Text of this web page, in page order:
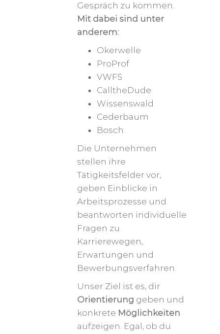
Gespräch zu kommen.
Mit dabei sind unter
anderem:
Okerwelle
ProProf
VWFS
CalltheDude
Wissenswald
Cederbaum
Bosch
Die Unternehmen
stellen ihre
Tätigkeitsfelder vor,
geben Einblicke in
Arbeitsprozesse und
beantworten individuelle
Fragen zu
Karrierewegen,
Erwartungen und
Bewerbungsverfahren.
Unser Ziel ist es, dir
Orientierung geben und
konkrete Möglichkeiten
aufzeigen. Egal, ob du